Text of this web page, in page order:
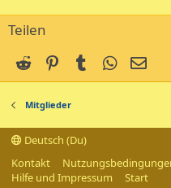
Frohes neues Jahr 2026 :D
@
neues Jahr - verbunden mit
:-)
2026! :-)
@ Athene:Wünsche
viel Glück in der Liebe :-)
@ rosline:Ich wünsche
Teilen
Reddit PinterestTumblrWhatsApp
Mitglieder
Deutsch (Du)
Kontakt
Hilfe und Impressum
Start